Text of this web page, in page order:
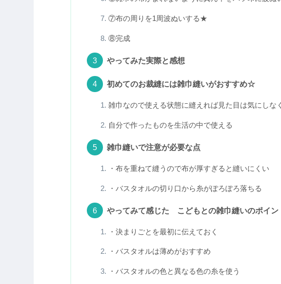
雑巾縫い開始
①バスタオルを切る
②切ったタオルを半分に折り，端をクリップで留める
⑧完成